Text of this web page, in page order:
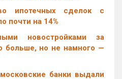
ипотечных сделок с
почти на 14%
новостройками за
больше, но не намного —
банки выдали